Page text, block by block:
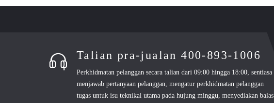
Talian pra-jualan 400-893-1006
Perkhidmatan pelanggan secara talian dari 09:00 hingga 18:00, sentiasa
menjawab pertanyaan pelanggan, mengatur perkhidmatan pelanggan
tugas untuk isu teknikal utama pada hujung minggu, menyediakan balas